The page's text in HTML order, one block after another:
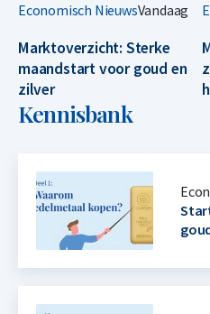
Economisch NieuwsVandaag
Marktoverzicht: Sterke
maandstart voor goud en
zilver
Kennisbank